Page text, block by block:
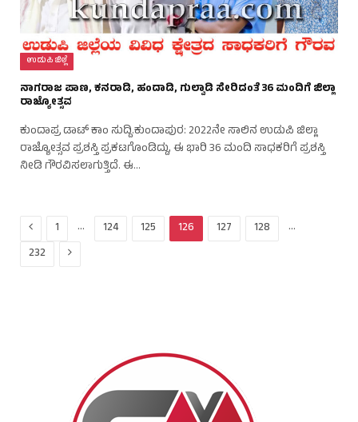
ಉಡುಪಿ ಜಿಲ್ಲೆ
ನಾಗರಾಜ ಪಾಣ, ಕನರಾಡಿ, ಹಂದಾಡಿ, ಗುಲ್ವಾಡಿ ಸೇರಿದಂತೆ 36 ಮಂದಿಗೆ ಜಿಲ್ಲಾ
ರಾಜ್ಯೋತ್ಸವ
ಕುಂದಾಪ್ರ ಡಾಟ್ ಕಾಂ ಸುದ್ದಿ.ಕುಂದಾಪುರ: 2022ನೇ ಸಾಲಿನ ಉಡುಪಿ ಜಿಲ್ಲಾ
ರಾಜ್ಯೋತ್ಸವ ಪ್ರಶಸ್ತಿ ಪ್ರಕಟಗೊಂಡಿದ್ದು, ಈ ಭಾರಿ 36 ಮಂದಿ ಸಾಧಕರಿಗೆ ಪ್ರಶಸ್ತಿ
ನೀಡಿ ಗೌರವಿಸಲಾಗುತ್ತಿದೆ. ಈ…
Previous
1 … 124 125 126 127 128
…
232
Next